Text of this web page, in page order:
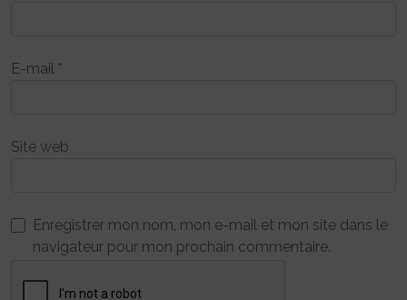
E-mail *
Site web
Enregistrer mon nom, mon e-mail et mon site dans le
navigateur pour mon prochain commentaire.